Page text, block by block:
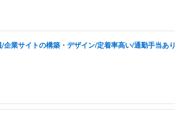
業サイトの構築・デザイン/定着率高い/通勤手当あり